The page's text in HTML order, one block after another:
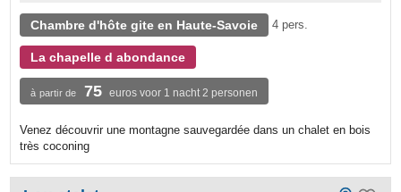
Chambre d'hôte gite en Haute-Savoie 4 pers.
La chapelle d abondance
à partir de 75 euros voor 1 nacht 2 personen
Venez découvrir une montagne sauvegardée dans un chalet en bois
très coconing